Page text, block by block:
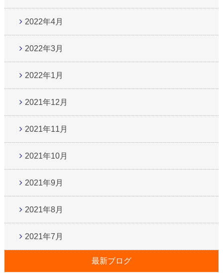
2022年4月
2022年3月
2022年1月
2021年12月
2021年11月
2021年10月
2021年9月
2021年8月
2021年7月
最新ブログ